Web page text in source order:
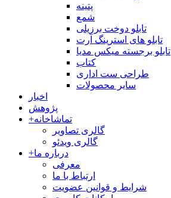
پتینه
شمع
تابلو دوخت برزیلی
تابلو های استرینگ آرت
تابلو برجسته میکس مدیا
کتاب
طراحی ست اداری
سایر محصولات
اخبار
پژوهش
+تماشاخانه
گالری تصاویر
گالری ویدئو
+درباره ما
معرفی
ارتباط با ما
شرایط و قوانین عضویت